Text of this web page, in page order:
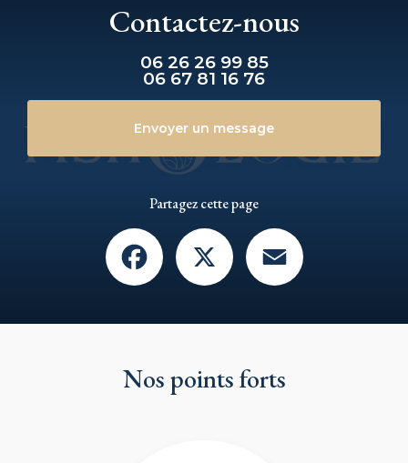
Contactez-nous
06 26 26 99 85
06 67 81 16 76
Envoyer un message
Partagez cette page
Facebook
Nos points forts